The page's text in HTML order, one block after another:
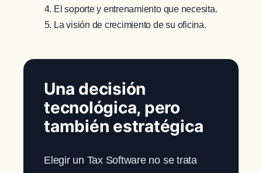
El soporte y entrenamiento que necesita.
La visión de crecimiento de su oficina.
Una decisión
tecnológica, pero
también estratégica
Elegir un Tax Software no se trata